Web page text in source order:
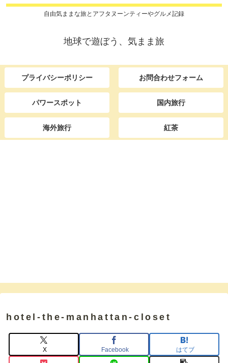
自由気ままな旅とアフタヌーンティーやグルメ記録
地球で遊ぼう、気まま旅
プライバシーポリシー お問合わせフォーム
パワースポット 国内旅行
海外旅行 紅茶
hotel-the-manhattan-closet
X Facebook はてブ